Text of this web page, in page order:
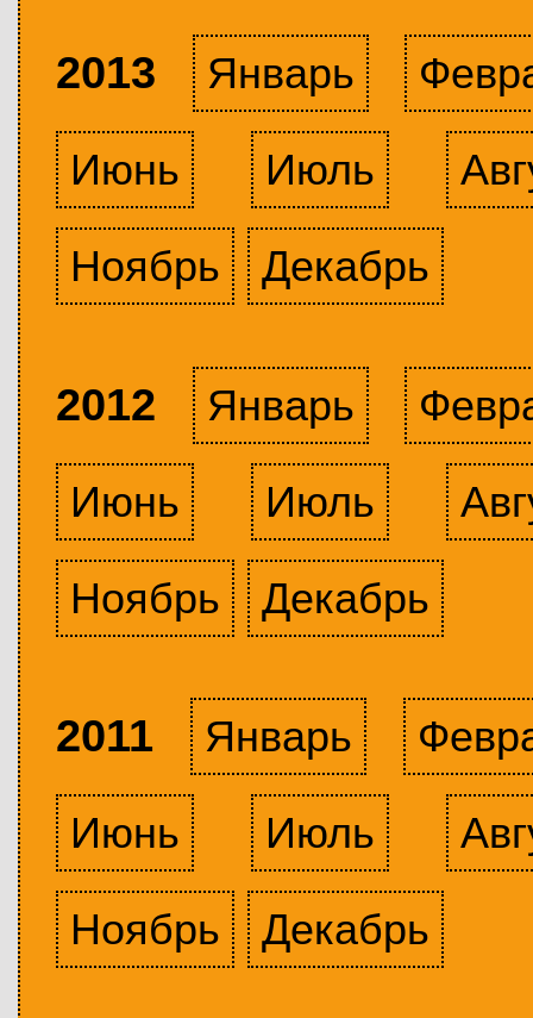
2013 Январь
Июнь
Июль
Ноябрь
Декабрь
2012 Январь
Июнь
Июль
Ноябрь
Декабрь
2011 Январь
Июнь
Июль
Ноябрь
Декабрь